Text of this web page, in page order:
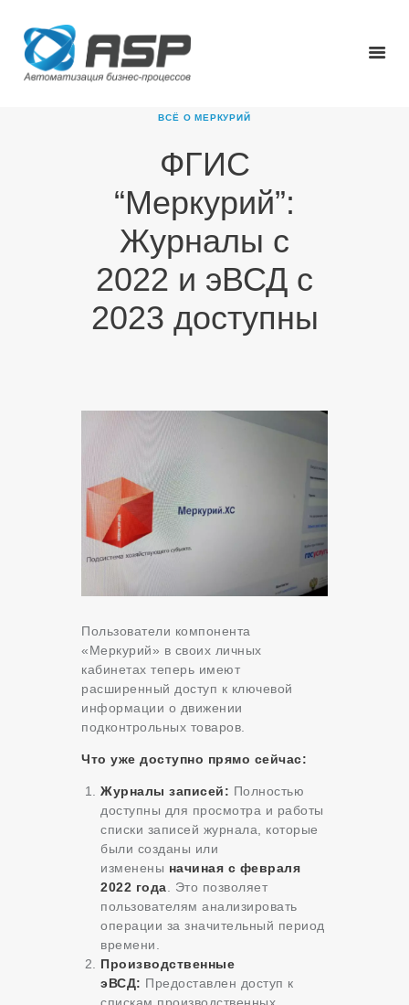
ВСЁ О МЕРКУРИЙ
ФГИС
“Меркурий”:
Журналы с
2022 и эВСД с
2023 доступны
О КОМПАНИИ
ПРОДУКТЫ
НОВОСТИ
КАРЬЕРА
ПАРТНЕРЫ
КОНТАКТЫ
Пользователи компонента
«Меркурий» в своих личных
кабинетах теперь имеют
расширенный доступ к ключевой
информации о движении
подконтрольных товаров.
Что уже доступно прямо сейчас:
Журналы записей: Полностью
доступны для просмотра и работы
списки записей журнала, которые
были созданы или
изменены начиная с февраля
2022 года . Это позволяет
пользователям анализировать
операции за значительный период
времени.
Производственные
эВСД: Предоставлен доступ к
спискам производственных